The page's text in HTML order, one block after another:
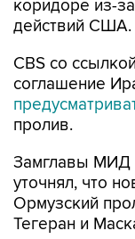
CBS со
пролив.
Замглавы МИД
Ормузский
Тегеран и
до четырех
дольше.